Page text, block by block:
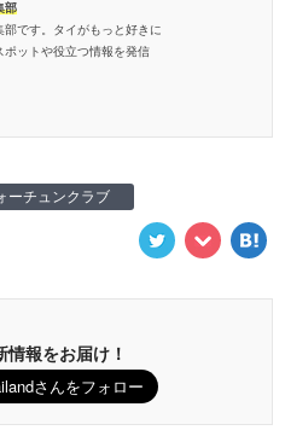
部
部です。タイがもっと好きに
ポットや役立つ情報を発信
ーチュンクラブ
報をお届け！